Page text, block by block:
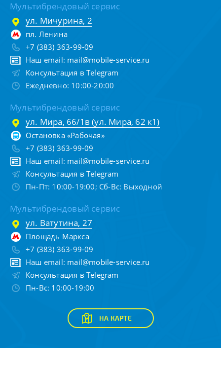
Мультибрендовый сервис
ул. Мичурина, 2
пл. Ленина
+7 (383) 363-99-09
Наш email: mail@mobile-service.ru
Консультация в Telegram
Ежедневно: 10:00-20:00
Мультибрендовый сервис
ул. Мира, 66/1в (ул. Мира, 62 к1)
Остановка «Рабочая»
+7 (383) 363-99-09
Наш email: mail@mobile-service.ru
Консультация в Telegram
Пн-Пт: 10:00-19:00; Сб-Вс: Выходной
Мультибрендовый сервис
ул. Ватутина, 27
Площадь Маркса
+7 (383) 363-99-09
Наш email: mail@mobile-service.ru
Консультация в Telegram
Пн-Вс: 10:00-19:00
НА КАРТЕ